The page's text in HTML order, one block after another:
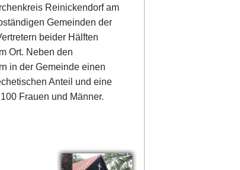
Reinickendorf am
Gemeinden der
beider Hälften
Ort. Neben den
in der Gemeinde einen
Anteil und eine
Frauen und Männer.